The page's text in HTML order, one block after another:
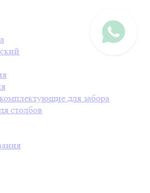
для забора
столбов